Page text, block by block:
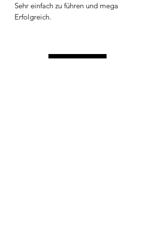
Sehr einfach zu führen und mega
Erfolgreich.